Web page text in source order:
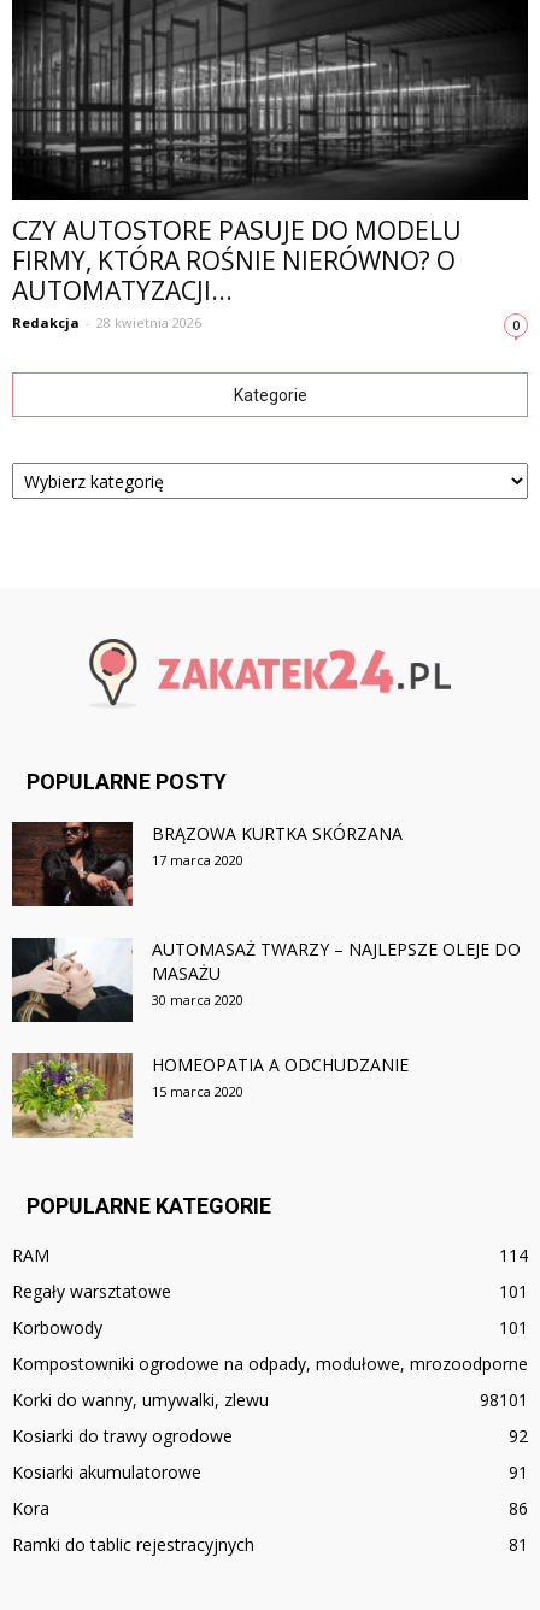
CZY AUTOSTORE PASUJE DO MODELU
FIRMY, KTÓRA ROŚNIE NIERÓWNO? O
AUTOMATYZACJI...
Redakcja - 28 kwietnia 2026 0
Kategorie
Kategorie
POPULARNE POSTY
BRĄZOWA KURTKA SKÓRZANA
17 marca 2020
AUTOMASAŻ TWARZY – NAJLEPSZE OLEJE DO
MASAŻU
30 marca 2020
HOMEOPATIA A ODCHUDZANIE
15 marca 2020
POPULARNE KATEGORIE
RAM
114
Regały warsztatowe
101
Korbowody
101
Kompostowniki ogrodowe na odpady, modułowe, mrozoodporne
101
Korki do wanny, umywalki, zlewu
98
Kosiarki do trawy ogrodowe
92
Kosiarki akumulatorowe
91
Kora
86
Ramki do tablic rejestracyjnych
81